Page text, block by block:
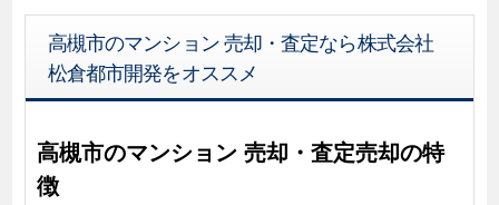
高槻市のマンション 売却・査定なら株式会社
松倉都市開発をオススメ
高槻市のマンション 売却・査定売却の特
徴